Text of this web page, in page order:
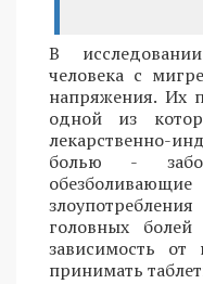
В
человека с
напряжения. Их
одной из
лекарственно-
болью -
головных
зависимость от
принимать